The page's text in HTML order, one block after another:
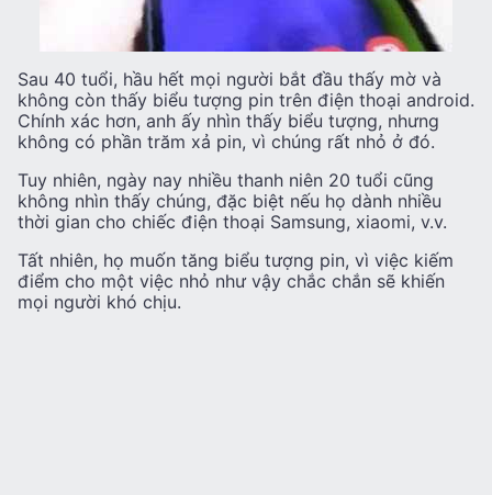
Sau 40 tuổi, hầu hết mọi người bắt đầu thấy mờ và
không còn thấy biểu tượng pin trên điện thoại android.
Chính xác hơn, anh ấy nhìn thấy biểu tượng, nhưng
không có phần trăm xả pin, vì chúng rất nhỏ ở đó.
Tuy nhiên, ngày nay nhiều thanh niên 20 tuổi cũng
không nhìn thấy chúng, đặc biệt nếu họ dành nhiều
thời gian cho chiếc điện thoại Samsung, xiaomi, v.v.
Tất nhiên, họ muốn tăng biểu tượng pin, vì việc kiếm
điểm cho một việc nhỏ như vậy chắc chắn sẽ khiến
mọi người khó chịu.